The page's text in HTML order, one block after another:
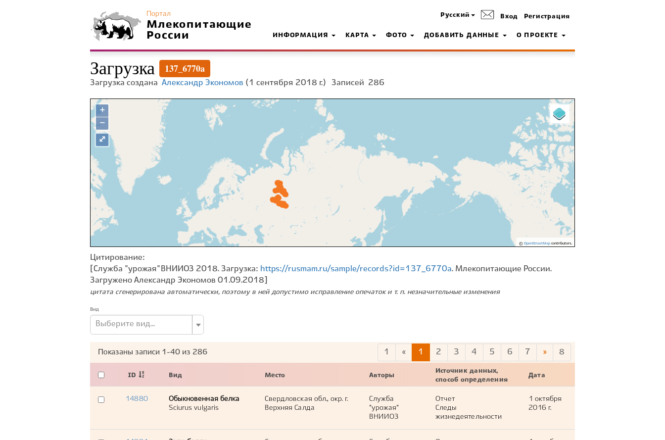
Портал
Млекопитающие
России
Русский Вход Регистрация
ИНФОРМАЦИЯ КАРТА ФОТО ДОБАВИТЬ ДАННЫЕ О ПРОЕКТЕ
Загрузка 137_6770a
Загрузка создана Александр Экономов (1 сентября 2018 г.) Записей 286
+
−
© OpenStreetMapcontributors.
⤢
Цитирование:
[Служба "урожая" ВНИИОЗ 2018. Загрузка: https://rusmam.ru/sample/records?id=137_6770a. Млекопитающие России.
Загружено Александр Экономов 01.09.2018]
цитата сгенерирована автоматически, поэтому в ней допустимо исправление опечаток и т. п. незначительные изменения
Вид
Выберите вид...
1 « 1 2 3 4 5 6 7 » 8
Показаны записи 1-40 из 286
ID Вид Место Авторы
Источник данных,
способ определения
Дата
14880
Обыкновенная белка
Sciurus vulgaris
Свердловская обл., окр. г.
Верхняя Салда
Служба
"урожая"
ВНИИОЗ
Отчет
Следы
жизнедеятельности
1 октября
2016 г.